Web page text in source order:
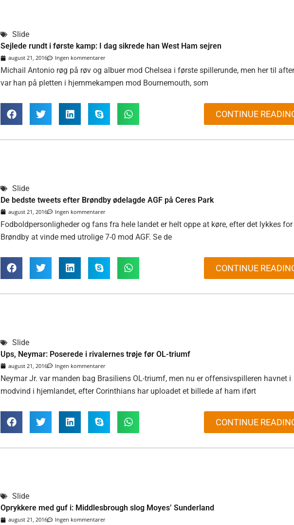
Slide
Sejlede rundt i første kamp: I dag sikrede han West Ham sejren
august 21, 2016 Ingen kommentarer
Michail Antonio røg på røv og albuer mod Chelsea i første spillerunde, men her til
var han på pletten i hjemmekampen mod Bournemouth, som
CONTINUE
Slide
De bedste tweets efter Brøndby ødelagde AGF på Ceres Park
august 21, 2016 Ingen kommentarer
Fodboldpersonligheder og fans fra hele landet er helt oppe at køre, efter det lykkes for
Brøndby at vinde med utrolige 7-0 mod AGF. Se de
CONTINUE
Slide
Ups, Neymar: Poserede i rivalernes trøje før OL-triumf
august 21, 2016 Ingen kommentarer
Neymar Jr. var manden bag Brasiliens OL-triumf, men nu er offensivspilleren havnet i
modvind i hjemlandet, efter Corinthians har uploadet et billede af ham iført
CONTINUE
Slide
Oprykkere med guf i: Middlesbrough slog Moyes’ Sunderland
august 21, 2016 Ingen kommentarer